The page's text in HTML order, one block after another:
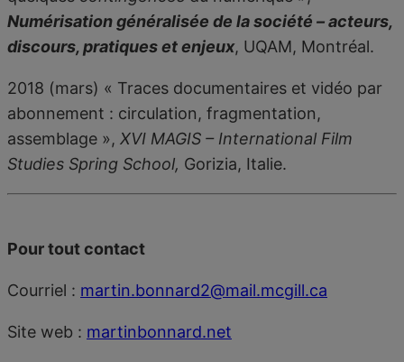
Numérisation généralisée de la société – acteurs,
discours, pratiques et enjeux, UQAM, Montréal.
2018 (mars) « Traces documentaires et vidéo par
abonnement : circulation, fragmentation,
assemblage », XVI MAGIS – International Film
Studies Spring School, Gorizia, Italie.
Pour tout contact
Courriel : martin.bonnard2@mail.mcgill.ca
Site web : martinbonnard.net